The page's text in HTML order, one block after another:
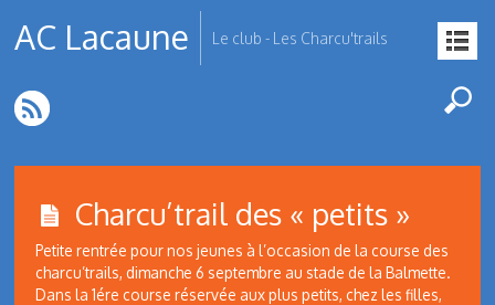
AC Lacaune Le club - Les Charcu'trails
Charcu’trail des « petits »
Petite rentrée pour nos jeunes à l’occasion de la course des
charcu’trails, dimanche 6 septembre au stade de la Balmette.
Dans la 1ére course réservée aux plus petits, chez les filles,